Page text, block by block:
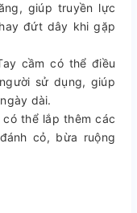
giúp truyền lực
đứt dây khi gặp
cầm có thể điều
sử dụng, giúp
dài.
thể lắp thêm các
cỏ, bừa ruộng